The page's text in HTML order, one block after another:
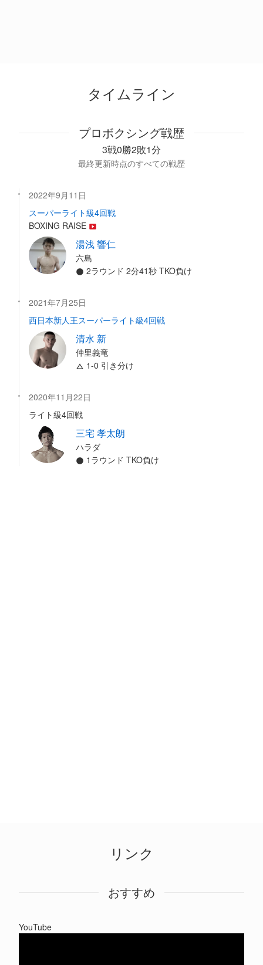
タイムライン
プロボクシング戦歴
3戦0勝2敗1分
最終更新時点のすべての戦歴
2022年9月11日
スーパーライト級4回戦
BOXING RAISE
湯浅 響仁
六島
2ラウンド 2分41秒 TKO負け
2021年7月25日
西日本新人王スーパーライト級4回戦
清水 新
仲里義竜
1-0 引き分け
2020年11月22日
ライト級4回戦
三宅 孝太朗
ハラダ
1ラウンド TKO負け
リンク
おすすめ
YouTube